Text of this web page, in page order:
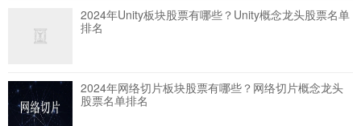
2024年Unity板块股票有哪些？Unity概念龙头股票名单
排名
2024年网络切片板块股票有哪些？网络切片概念龙头
股票名单排名